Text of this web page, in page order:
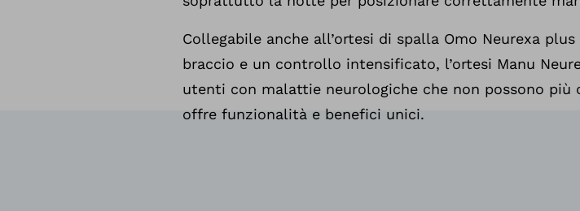
Collegabile anche all’ortesi di spalla Omo Neurexa
braccio e un controllo intensificato, l’ortesi Manu
utenti con malattie neurologiche che non possono
offre funzionalità e benefici unici.